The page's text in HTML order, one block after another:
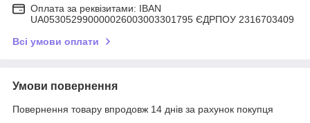
Оплата за реквізитами: IBAN
UA053052990000026003003301795 ЄДРПОУ 2316703409
Всі умови оплати
Умови повернення
Повернення товару впродовж 14 днів за рахунок покупця